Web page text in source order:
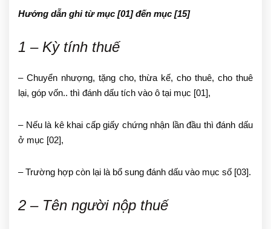
Hướng dẫn ghi từ mục [01] đến mục [15]
1 – Kỳ tính thuế
– Chuyển nhượng, tặng cho, thừa kế, cho thuê, cho thuê
lại, góp vốn.. thì đánh dấu tích vào ô tại mục [01],
– Nếu là kê khai cấp giấy chứng nhận lần đầu thì đánh dấu
ở mục [02],
– Trường hợp còn lại là bổ sung đánh dấu vào mục số [03].
2 – Tên người nộp thuế